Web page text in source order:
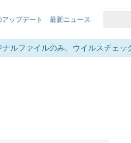
ップデート 最新ニュース
ルファイルのみ。ウイルスチェッ